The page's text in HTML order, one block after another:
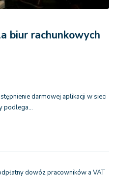
biur rachunkowych
darmowej aplikacji w sieci
podlega…
dowóz pracowników a VAT